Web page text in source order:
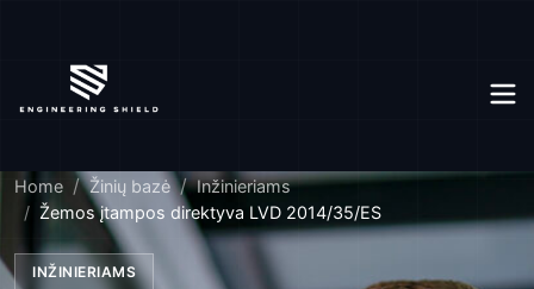
Home Žinių bazė
Inžinieriams
Žemos įtampos direktyva LVD 2014/35/ES
INŽINIERIAMS